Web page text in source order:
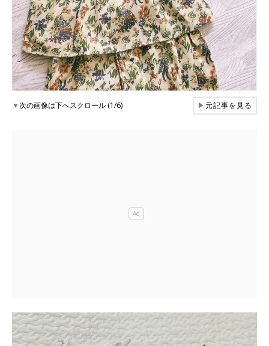
▼次の画像は下へスクロール (1/6) ▶元記事を見る